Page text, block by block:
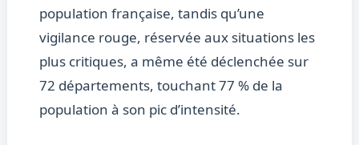
population française, tandis qu’une
vigilance rouge, réservée aux situations les
plus critiques, a même été déclenchée sur
72 départements, touchant 77 % de la
population à son pic d’intensité.